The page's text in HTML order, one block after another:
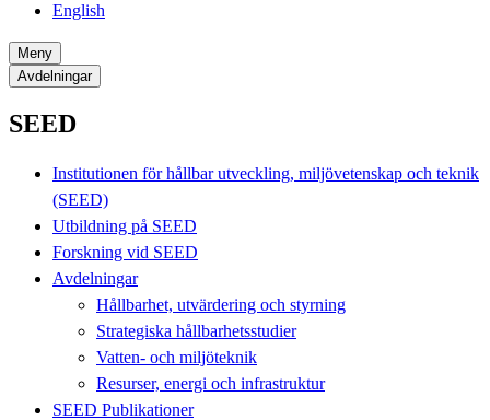
English
Meny
Avdelningar
SEED
Institutionen för hållbar utveckling, miljövetenskap och teknik
(SEED)
Utbildning på SEED
Forskning vid SEED
Avdelningar
Hållbarhet, utvärdering och styrning
Strategiska hållbarhetsstudier
Vatten- och miljöteknik
Resurser, energi och infrastruktur
SEED Publikationer